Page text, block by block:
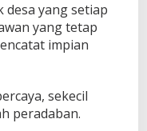
desa yang setiap
yang tetap
impian
sekecil
peradaban.